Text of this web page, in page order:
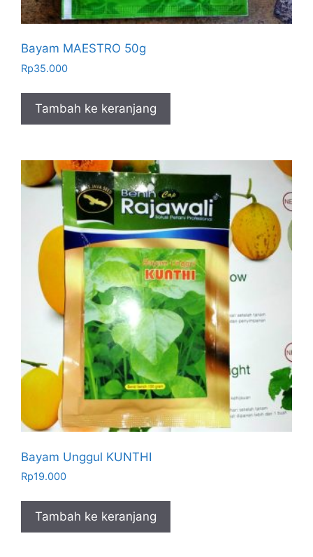
Bayam MAESTRO 50g
Rp35.000
Tambah ke keranjang
Bayam Unggul KUNTHI
Rp19.000
Tambah ke keranjang